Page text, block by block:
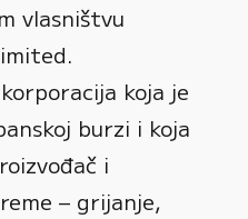
vlasništvu
koja je
burzi i koja
i
– grijanje,